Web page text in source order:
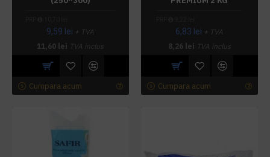
9,59 lei + TVA
11,60 lei TVA inclus
Cumpara acum
6,83 lei + TVA
8,26 lei TVA inclus
Cumpara acum